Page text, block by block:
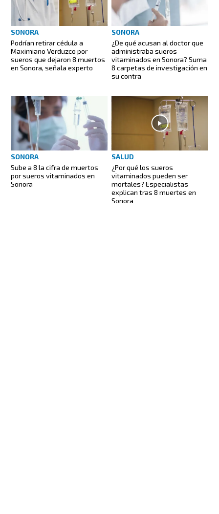
SONORA
Podrían retirar cédula a
Maximiano Verduzco por
sueros que dejaron 8 muertos
en Sonora, señala experto
SONORA
¿De qué acusan al doctor que
administraba sueros
vitaminados en Sonora? Suma
8 carpetas de investigación en
su contra
SONORA
Sube a 8 la cifra de muertos
por sueros vitaminados en
Sonora
SALUD
¿Por qué los sueros
vitaminados pueden ser
mortales? Especialistas
explican tras 8 muertes en
Sonora